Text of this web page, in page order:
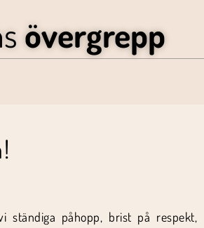
övergrepp
ständiga påhopp, brist på respekt,